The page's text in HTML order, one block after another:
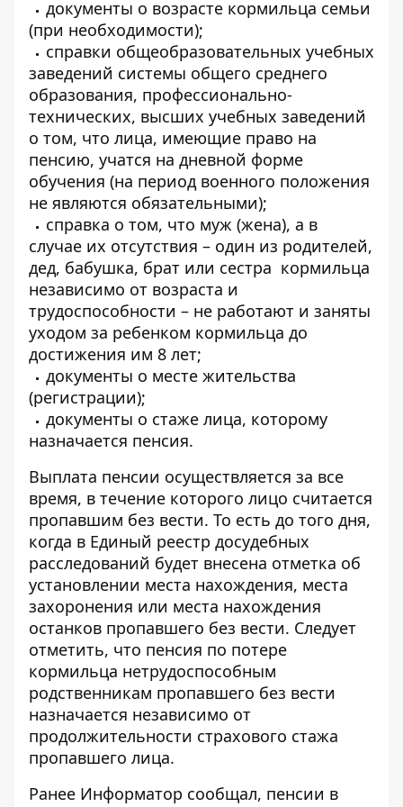
документы о возрасте кормильца семьи
(при необходимости);
справки общеобразовательных учебных
заведений системы общего среднего
образования, профессионально-
технических, высших учебных заведений
о том, что лица, имеющие право на
пенсию, учатся на дневной форме
обучения (на период военного положения
не являются обязательными);
справка о том, что муж (жена), а в
случае их отсутствия – один из родителей,
дед, бабушка, брат или сестра кормильца
независимо от возраста и
трудоспособности – не работают и заняты
уходом за ребенком кормильца до
достижения им 8 лет;
документы о месте жительства
(регистрации);
документы о стаже лица, которому
назначается пенсия.
Выплата пенсии осуществляется за все
время, в течение которого лицо считается
пропавшим без вести. То есть до того дня,
когда в Единый реестр досудебных
расследований будет внесена отметка об
установлении места нахождения, места
захоронения или места нахождения
останков пропавшего без вести. Следует
отметить, что пенсия по потере
кормильца нетрудоспособным
родственникам пропавшего без вести
назначается независимо от
продолжительности страхового стажа
пропавшего лица.
Ранее Информатор сообщал, пенсии в